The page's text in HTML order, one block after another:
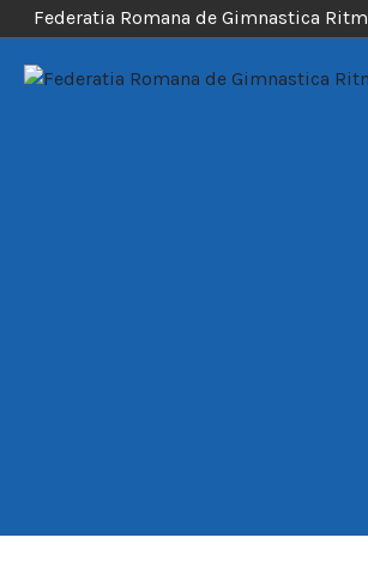
Federatia Romana de Gimnastica